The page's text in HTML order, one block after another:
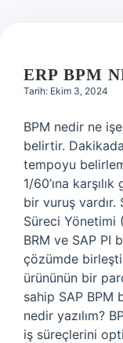
ERP BPM
Tarih: Ekim 3, 2024
BPM nedir ne
belirtir.
tempoyu
1/60’ına
bir vuruş vardır.
Süreci Yönetimi
BRM ve SAP PI
çözümde
ürününün bir
sahip SAP BPM
nedir yazılım?
iş süreçlerini